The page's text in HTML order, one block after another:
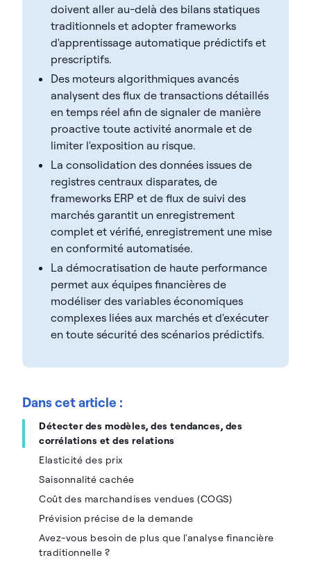
doivent aller au-delà des bilans statiques
traditionnels et adopter frameworks
d'apprentissage automatique prédictifs et
prescriptifs.
Des moteurs algorithmiques avancés
analysent des flux de transactions détaillés
en temps réel afin de signaler de manière
proactive toute activité anormale et de
limiter l'exposition au risque.
La consolidation des données issues de
registres centraux disparates, de
frameworks ERP et de flux de suivi des
marchés garantit un enregistrement
complet et vérifié, enregistrement une mise
en conformité automatisée.
La démocratisation de haute performance
permet aux équipes financières de
modéliser des variables économiques
complexes liées aux marchés et d'exécuter
en toute sécurité des scénarios prédictifs.
Dans cet article :
Détecter des modèles, des tendances, des
corrélations et des relations
Elasticité des prix
Saisonnalité cachée
Coût des marchandises vendues (COGS)
Prévision précise de la demande
Avez-vous besoin de plus que l'analyse financière
traditionnelle ?